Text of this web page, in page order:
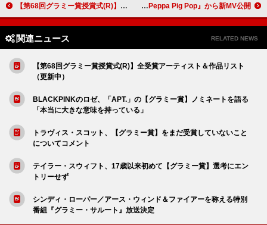
【第68回グラミー賞授賞式(R)】ビリー・アイリッシュ「WILDFLOWER」が＜年間最優秀楽曲＞受賞、声を上げ続ける重要性を訴える リアーナ「Diamonds」をペッパピッグがカバー、BTSほか楽曲収録の『Peppa Pig Pop』から新MV公開
関連ニュース RELATED NEWS
【第68回グラミー賞授賞式(R)】全受賞アーティスト＆作品リスト
（更新中）
BLACKPINKのロゼ、「APT.」の【グラミー賞】ノミネートを語る
「本当に大きな意味を持っている」
トラヴィス・スコット、【グラミー賞】をまだ受賞していないこと
についてコメント
テイラー・スウィフト、17歳以来初めて【グラミー賞】選考にエン
トリーせず
シンディ・ローパー／アース・ウィンド＆ファイアーを称える特別
番組『グラミー・サルート』放送決定